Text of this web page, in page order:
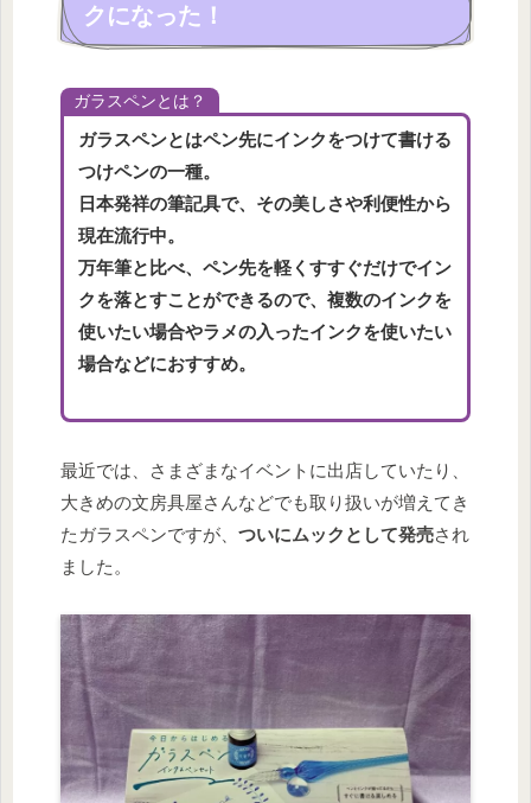
クになった！
ガラスペンとは？
ガラスペンとはペン先にインクをつけて書ける
つけペンの一種。
日本発祥の筆記具で、その美しさや利便性から
現在流行中。
万年筆と比べ、ペン先を軽くすすぐだけでイン
クを落とすことができるので、複数のインクを
使いたい場合やラメの入ったインクを使いたい
場合などにおすすめ。
最近では、さまざまなイベントに出店していたり、
大きめの文房具屋さんなどでも取り扱いが増えてき
たガラスペンですが、 ついにムックとして発売され
ました。